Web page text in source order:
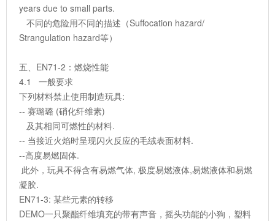
years due to small parts.
不同的危险用不同的描述（Suffocation hazard/
Strangulation hazard等）
五、EN71-2：燃烧性能
4.1 一般要求
下列材料禁止使用制造玩具:
-- 赛璐璐 (硝化纤维素)
及其相同可燃性的材料.
-- 当接近火焰时呈现闪火反应的毛绒表面材料.
--高度易燃固体.
此外，玩具不得含有易燃气体, 极度易燃液体,易燃液体和易燃
凝胶.
EN71-3: 某些元素的转移
DEMO一只聚酯纤维填充的带有声音，摇头功能的小狗，塑料